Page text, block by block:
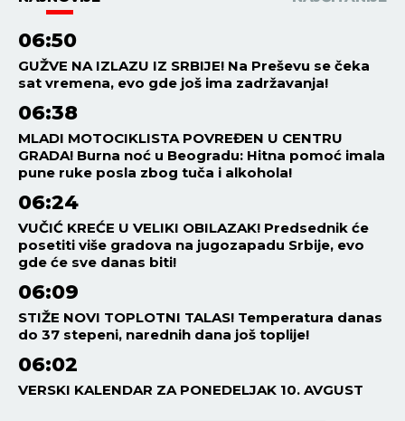
06:50
GUŽVE NA IZLAZU IZ SRBIJE! Na Preševu se čeka
sat vremena, evo gde još ima zadržavanja!
06:38
MLADI MOTOCIKLISTA POVREĐEN U CENTRU
GRADA! Burna noć u Beogradu: Hitna pomoć imala
pune ruke posla zbog tuča i alkohola!
06:24
VUČIĆ KREĆE U VELIKI OBILAZAK! Predsednik će
posetiti više gradova na jugozapadu Srbije, evo
gde će sve danas biti!
06:09
STIŽE NOVI TOPLOTNI TALAS! Temperatura danas
do 37 stepeni, narednih dana još toplije!
06:02
VERSKI KALENDAR ZA PONEDELJAK 10. AVGUST